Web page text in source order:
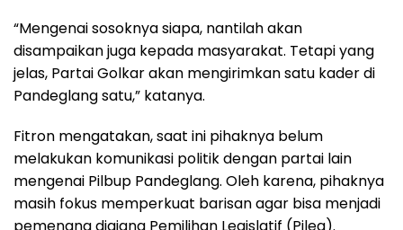
“Mengenai sosoknya siapa, nantilah akan
disampaikan juga kepada masyarakat. Tetapi yang
jelas, Partai Golkar akan mengirimkan satu kader di
Pandeglang satu,” katanya.
Fitron mengatakan, saat ini pihaknya belum
melakukan komunikasi politik dengan partai lain
mengenai Pilbup Pandeglang. Oleh karena, pihaknya
masih fokus memperkuat barisan agar bisa menjadi